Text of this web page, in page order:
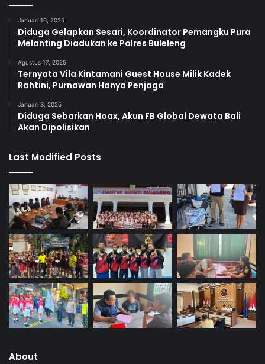
Januari 16, 2025
Diduga Gelapkan Sesari, Koordinator Pemangku Pura
Melanting Diadukan ke Polres Buleleng
Agustus 17, 2025
Ternyata Vila Kintamani Guest House Milik Kadek
Rahtini, Purnawan Hanya Penjaga
Januari 3, 2025
Diduga Sebarkan Hoax, Akun FB Global Dewata Bali
Akan Dipolisikan
Last Modified Posts
About